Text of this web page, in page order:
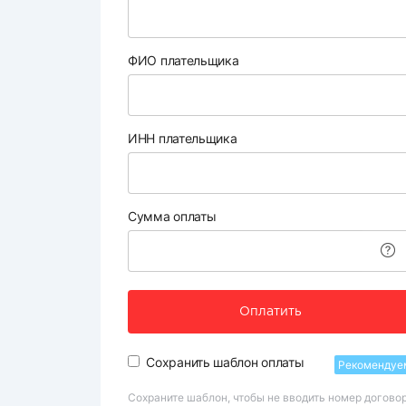
ФИО плательщика
ИНН плательщика
Сумма оплаты
Оплатить
Сохранить шаблон оплаты
Сохраните шаблон, чтобы не вводить номер